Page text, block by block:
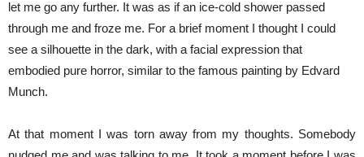
let me go any further. It was as if an ice-cold shower passed
through me and froze me. For a brief moment I thought I could
see a silhouette in the dark, with a facial expression that
embodied pure horror, similar to the famous painting by Edvard
Munch.
At that moment I was torn away from my thoughts. Somebody